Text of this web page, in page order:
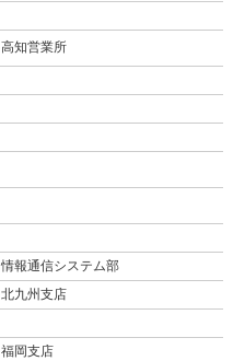
高知営業所
情報通信システム部
北九州支店
福岡支店